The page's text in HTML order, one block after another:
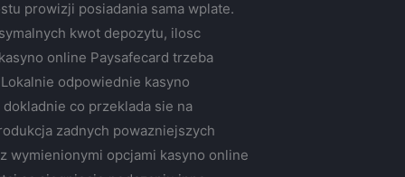
prowizji posiadania sama wplate.
kwot depozytu, ilosc
online Paysafecard trzeba
odpowiednie kasyno
co przeklada sie na
zadnych powazniejszych
wymienionymi opcjami kasyno online